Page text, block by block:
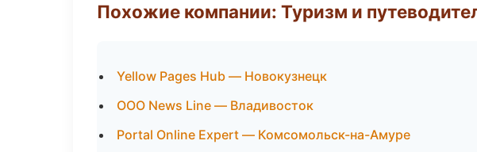
Похожие компании: Туризм и
Yellow Pages Hub — Новокузнецк
ООО News Line — Владивосток
Portal Online Expert — Комсомольск-на-Амуре